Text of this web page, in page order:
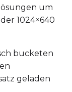
um
1024×640
bucketen
geladen